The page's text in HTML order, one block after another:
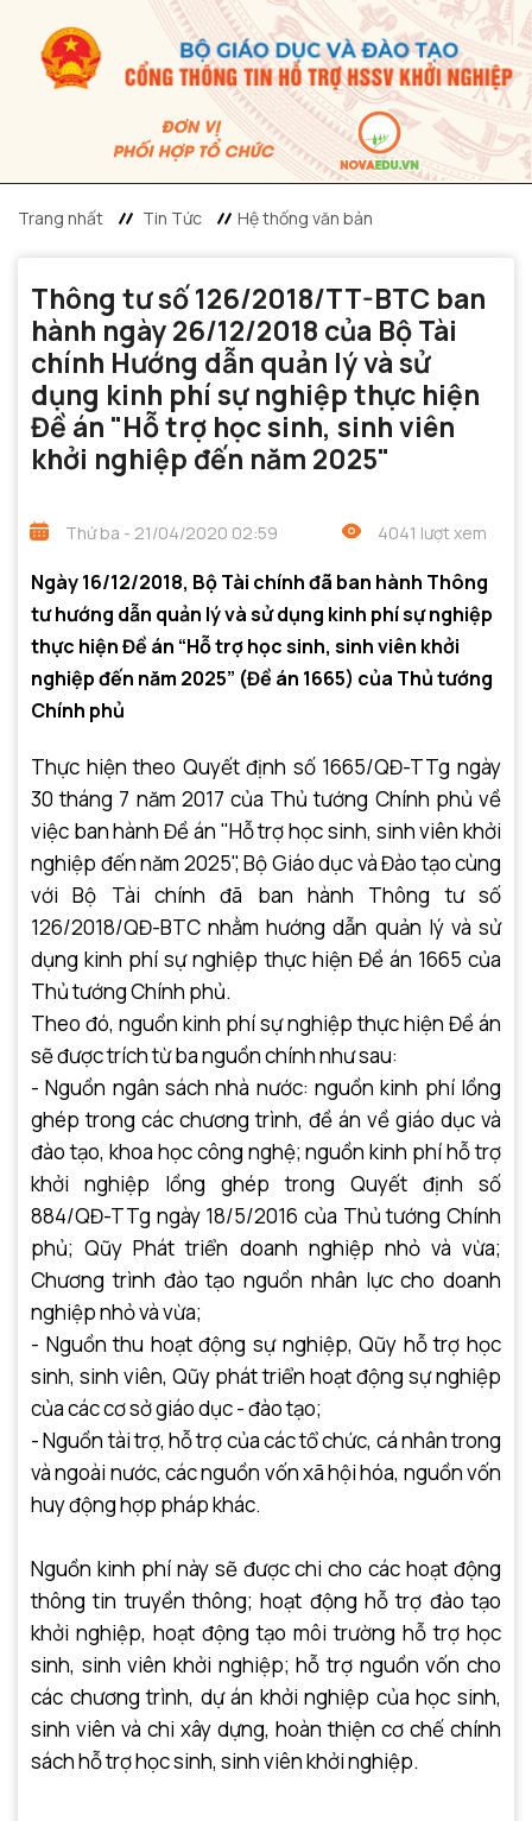
Trang nhất Tin Tức Hệ thống văn bản
Thông tư số 126/2018/TT-BTC ban
hành ngày 26/12/2018 của Bộ Tài
chính Hướng dẫn quản lý và sử
dụng kinh phí sự nghiệp thực hiện
Đề án "Hỗ trợ học sinh, sinh viên
khởi nghiệp đến năm 2025"
Thứ ba - 21/04/2020 02:59 4041 lượt xem
Ngày 16/12/2018, Bộ Tài chính đã ban hành Thông
tư hướng dẫn quản lý và sử dụng kinh phí sự nghiệp
thực hiện Đề án “Hỗ trợ học sinh, sinh viên khởi
nghiệp đến năm 2025” (Đề án 1665) của Thủ tướng
Chính phủ
Thực hiện theo Quyết định số 1665/QĐ-TTg ngày
30 tháng 7 năm 2017 của Thủ tướng Chính phủ về
việc ban hành Đề án "Hỗ trợ học sinh, sinh viên khởi
nghiệp đến năm 2025", Bộ Giáo dục và Đào tạo cùng
với Bộ Tài chính đã ban hành Thông tư số
126/2018/QĐ-BTC nhằm hướng dẫn quản lý và sử
dụng kinh phí sự nghiệp thực hiện Đề án 1665 của
Thủ tướng Chính phủ.
Theo đó, nguồn kinh phí sự nghiệp thực hiện Đề án
sẽ được trích từ ba nguồn chính như sau:
- Nguồn ngân sách nhà nước: nguồn kinh phí lồng
ghép trong các chương trình, đề án về giáo dục và
đào tạo, khoa học công nghệ; nguồn kinh phí hỗ trợ
khởi nghiệp lồng ghép trong Quyết định số
884/QĐ-TTg ngày 18/5/2016 của Thủ tướng Chính
phủ; Qũy Phát triển doanh nghiệp nhỏ và vừa;
Chương trình đào tạo nguồn nhân lực cho doanh
nghiệp nhỏ và vừa;
- Nguồn thu hoạt động sự nghiệp, Qũy hỗ trợ học
sinh, sinh viên, Qũy phát triển hoạt động sự nghiệp
của các cơ sở giáo dục - đào tạo;
- Nguồn tài trợ, hỗ trợ của các tổ chức, cá nhân trong
và ngoài nước, các nguồn vốn xã hội hóa, nguồn vốn
huy động hợp pháp khác.
Nguồn kinh phí này sẽ được chi cho các hoạt động
thông tin truyền thông; hoạt động hỗ trợ đào tạo
khởi nghiệp, hoạt động tạo môi trường hỗ trợ học
sinh, sinh viên khởi nghiệp; hỗ trợ nguồn vốn cho
các chương trình, dự án khởi nghiệp của học sinh,
sinh viên và chi xây dựng, hoàn thiện cơ chế chính
sách hỗ trợ học sinh, sinh viên khởi nghiệp.